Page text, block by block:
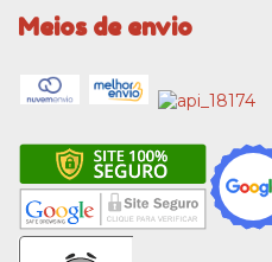
Meios de envio